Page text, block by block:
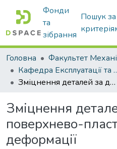
Фонди
та
зібрання
Пошук за
Головна
Кафедра
Зміцнення деталей за допомогою поверхнево-пластичної деформації
Зміцнення
поверхнево-
деформації